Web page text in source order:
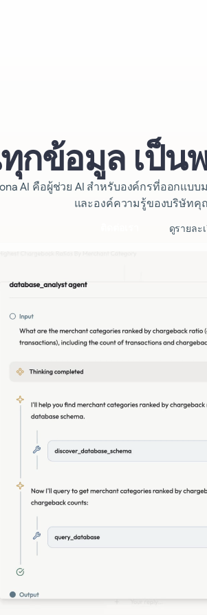
กข้อมูล เป็น
AI คือผู้ช่วย AI สำหรับองค์กรที่ออกแบ
และองค์ความรู้ของบริษัทคุ
ดูรายละ